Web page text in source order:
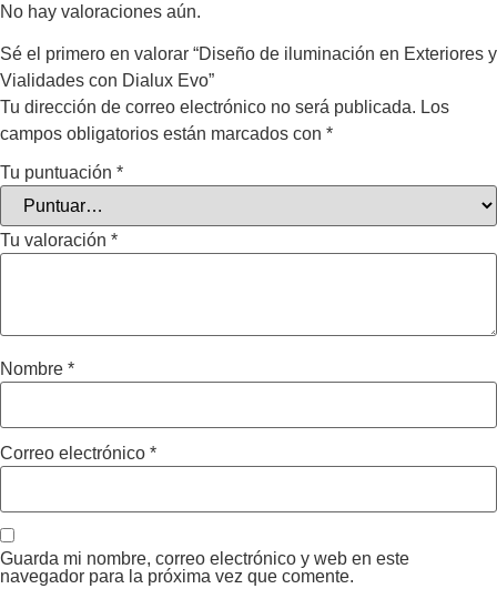
No hay valoraciones aún.
Sé el primero en valorar “Diseño de iluminación en Exteriores y
Vialidades con Dialux Evo”
Tu dirección de correo electrónico no será publicada. Los
campos obligatorios están marcados con *
Tu puntuación *
Tu valoración *
Nombre *
Correo electrónico *
Guarda mi nombre, correo electrónico y web en este
navegador para la próxima vez que comente.